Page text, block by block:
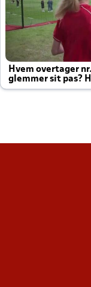
Hvem overtager
glemmer sit pas?
altid til efter